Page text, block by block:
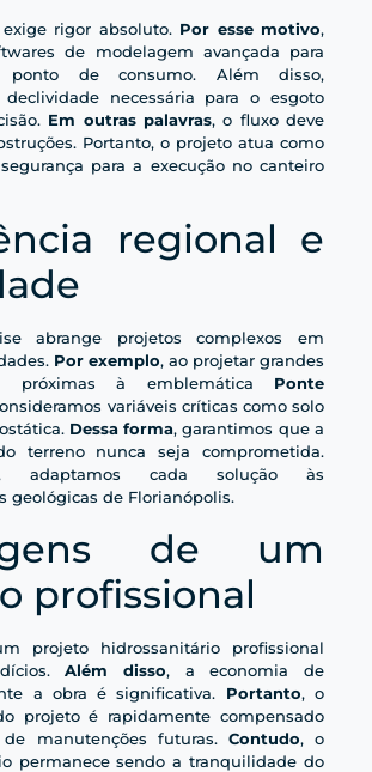
rigor absoluto. Por esse motivo,
de modelagem avançada para
ponto de consumo. Além disso,
necessária para o esgoto
Em outras palavras, o fluxo deve
Portanto, o projeto atua como
para a execução no canteiro
regional e
abrange projetos complexos em
Por exemplo, ao projetar grandes
próximas à emblemática Ponte
variáveis críticas como solo
Dessa forma, garantimos que a
terreno nunca seja comprometida.
adaptamos cada solução às
geológicas de Florianópolis.
de um
profissional
projeto hidrossanitário profissional
Além disso, a economia de
a obra é significativa. Portanto, o
projeto é rapidamente compensado
manutenções futuras. Contudo, o
permanece sendo a tranquilidade do